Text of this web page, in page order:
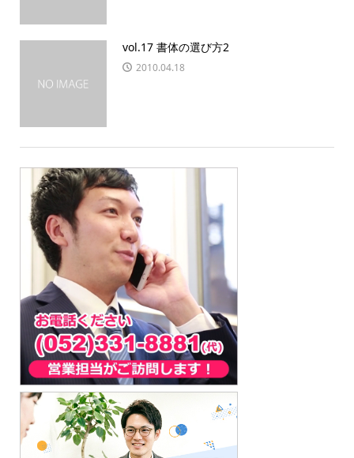
vol.17 書体の選び方2
2010.04.18